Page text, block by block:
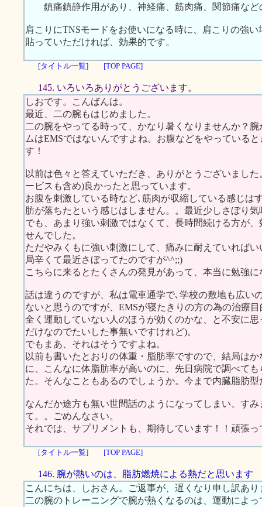
鎮痛鎮静作用があり、神経痛、筋肉痛、関節痛など
肩こりにTNSモードをお使いになる時に、肩こりの強
貼っていただければ、効果的です。
[タイトル一覧] [TOP PAGE]
145. いろいろありがとうございます。
しおです。こんばんは。
最近、二の腕もはじめました。
二の腕をやってる時って、かなり暑くなりませんか？
ムはEMSではないんですよね。お腹などをやっている
す！
以前は色々と答えていただき、ありがとうございまし
ービスも含め)良かったと思っています。
お腹を刺激している時など､筋肉が収縮している感じは
肪が落ちたという感じはしません。。最近少しさぼり
でも、あまり強い刺激ではなくて、長時間続ける方が
せんでした。
ただやみくもに強い刺激にして、痛みに耐えていれば
局辛くて最近さぼってたのですが^^;;)
こちらに来るとたくさんの発見があって、本当に勉強に
話は違うのですが、私は電車通学で､学校の敷地も広い
ないと思うのですが、EMSが寝たきりの方の為の治療
全く運動していない人のほうが効くのかな、と不安に
だけなのでたいした事無いですけれど)。
でもまあ、それはそうですよね。
以前も書いたとおりの体重・脂肪率ですので、結局は
に、こんなに体脂肪率が高いのに、先日病院で調べて
た。そんなこともあるのでしょうか。今まで内臓脂肪
なんだか途方も無い世間話のようになってしまい、す
て。。ごめんなさい。
それでは、サプリメントも、期待しています！！頑張
[タイトル一覧] [TOP PAGE]
146. 腕が熱いのは、脂肪燃焼による熱だと思います
こんにちは、しおさん。ご返事が、遅くなり申し訳あり
二の腕のトレーニングで腕が熱くなるのは、運動によ